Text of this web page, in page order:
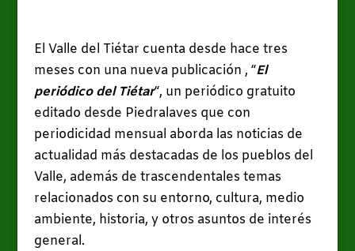
El Valle del Tiétar cuenta desde hace tres
meses con una nueva publicación , “El
periódico del Tiétar“, un periódico gratuito
editado desde Piedralaves que con
periodicidad mensual aborda las noticias de
actualidad más destacadas de los pueblos del
Valle, además de trascendentales temas
relacionados con su entorno, cultura, medio
ambiente, historia, y otros asuntos de interés
general.